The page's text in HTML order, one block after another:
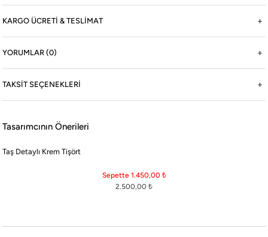
KARGO ÜCRETİ & TESLİMAT
YORUMLAR (0)
TAKSIT SEÇENEKLERI
Tasarımcının Önerileri
Taş Detaylı Krem Tişört
2.500,00 ₺
Sepette 1.450,00₺
©2026 boneqa.com | Tüm Hakları Saklıdır.